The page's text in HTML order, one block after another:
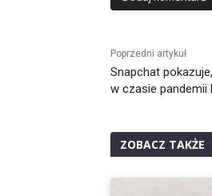
Poprzedni artykuł
Snapchat
w czasie pandemii
ZOBACZ TAKŻE